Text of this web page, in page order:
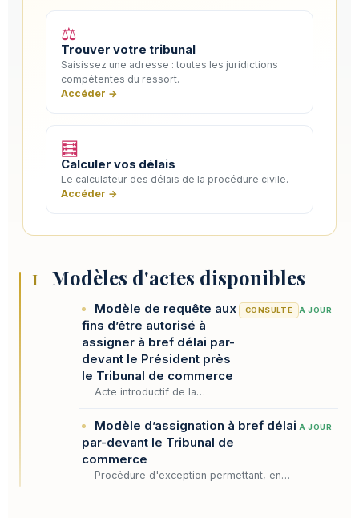
⚖️
Trouver votre tribunal
Saisissez une adresse : toutes les juridictions
compétentes du ressort.
Accéder →
🧮
Calculer vos délais
Le calculateur des délais de la procédure civile.
Accéder →
I Modèles d'actes disponibles
Modèle de requête aux
fins d’être autorisé à
assigner à bref délai par-
devant le Président près
le Tribunal de commerce
Acte introductif de la
permettant, en cas
d'urgence, d'obtenir du
Président du tribunal de
commerce une autorisation
d'abrègement des…
CONSULTÉ À JOUR
Modèle d’assignation à bref délai
par-devant le Tribunal de
commerce
Procédure d'exception permettant, en
À JOUR